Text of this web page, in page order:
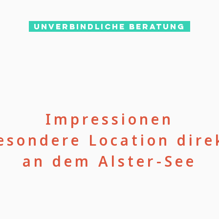
Unverbindliche Beratung
Impressionen
Location
an dem Alster-See